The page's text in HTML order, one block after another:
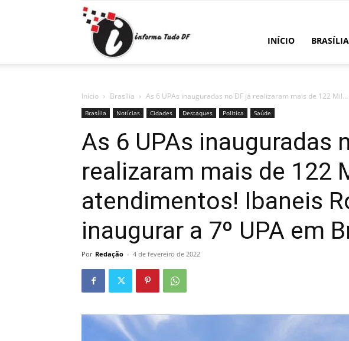
Informa
Tudo
INÍCIO BRASÍLIA
Início Brasília As 6 UPAs inauguradas no DF já realizaram mais de 122 Mil...
Brasília Notícias Cidades Destaques Politica Saúde
As 6 UPAs inauguradas
realizaram mais de 122
atendimentos! Ibaneis
inaugurar a 7º UPA em
Por Redação - 4 de fevereiro de 2022